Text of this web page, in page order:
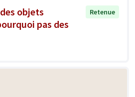
objets
pas des
Retenue